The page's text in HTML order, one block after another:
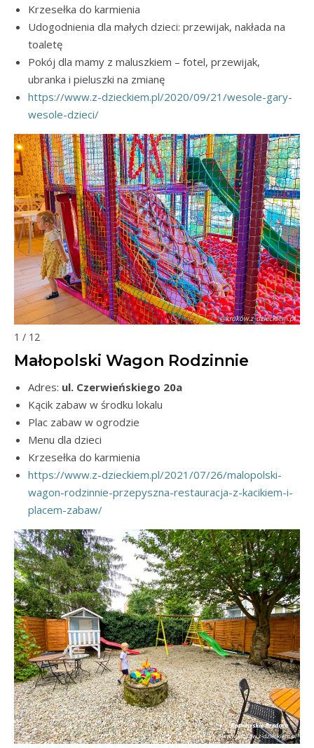
Krzesełka do karmienia
Udogodnienia dla małych dzieci: przewijak, nakłada na
toaletę
Pokój dla mamy z maluszkiem – fotel, przewijak,
ubranka i pieluszki na zmianę
https://www.z-dzieckiem.pl/2020/09/21/wesole-gary-
wesole-dzieci/
1 / 12
Małopolski Wagon Rodzinnie
Adres: ul. Czerwieńskiego 20a
Kącik zabaw w środku lokalu
Plac zabaw w ogrodzie
Menu dla dzieci
Krzesełka do karmienia
https://www.z-dzieckiem.pl/2021/07/26/malopolski-
wagon-rodzinnie-przepyszna-restauracja-z-kacikiem-i-
placem-zabaw/